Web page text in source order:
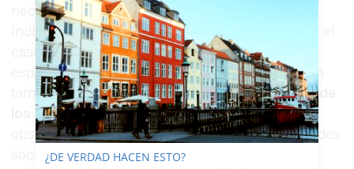
necesarios para mejorar la atención
individualizada del alumnado, especialmente en el
caso de quienes presentan necesidades
específicas de apoyo educativo. La organización
también reclamamejoras en las instalaciones de
los centros , que en muchos casos considera
obsoletas y poco adaptadas a las nuevas realidades
sociales.¿DE VERDAD HACEN ESTO?